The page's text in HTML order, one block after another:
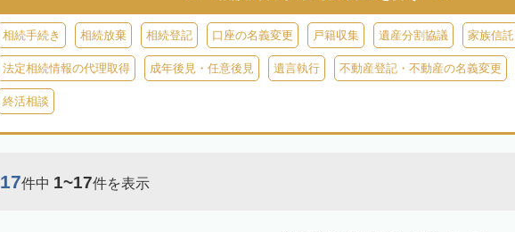
相続手続き 相続放棄 相続登記 口座の名義変更 戸籍収集 遺産分割協議 家族信託
法定相続情報の代理取得 成年後見・任意後見 遺言執行 不動産登記・不動産の名義変更
終活相談
17件中 1~17件を表示